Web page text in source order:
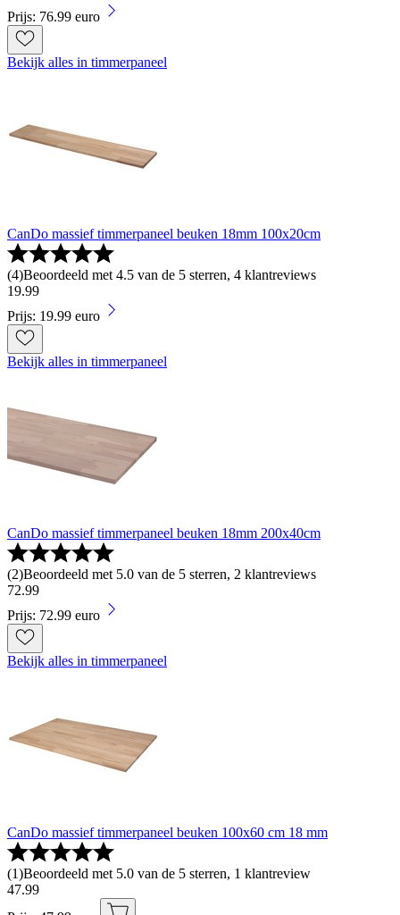
Prijs: 76.99 euro
Bekijk alles in timmerpaneel
CanDo massief timmerpaneel beuken 18mm 100x20cm
(4)Beoordeeld met 4.5 van de 5 sterren, 4 klantreviews
19.99
Prijs: 19.99 euro
Bekijk alles in timmerpaneel
CanDo massief timmerpaneel beuken 18mm 200x40cm
(2)Beoordeeld met 5.0 van de 5 sterren, 2 klantreviews
72.99
Prijs: 72.99 euro
Bekijk alles in timmerpaneel
CanDo massief timmerpaneel beuken 100x60 cm 18 mm
(1)Beoordeeld met 5.0 van de 5 sterren, 1 klantreview
47.99